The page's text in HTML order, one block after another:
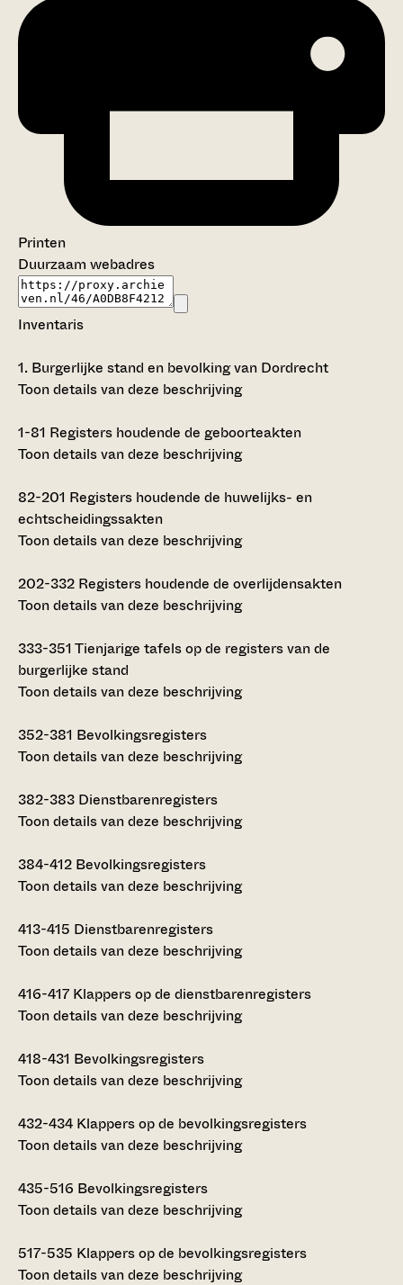
Printen
Duurzaam webadres
Inventaris
1. Burgerlijke stand en bevolking van Dordrecht
Toon details van deze beschrijving
1-81 Registers houdende de geboorteakten
Toon details van deze beschrijving
82-201 Registers houdende de huwelijks- en
echtscheidingssakten
Toon details van deze beschrijving
202-332 Registers houdende de overlijdensakten
Toon details van deze beschrijving
333-351 Tienjarige tafels op de registers van de
burgerlijke stand
Toon details van deze beschrijving
352-381 Bevolkingsregisters
Toon details van deze beschrijving
382-383 Dienstbarenregisters
Toon details van deze beschrijving
384-412 Bevolkingsregisters
Toon details van deze beschrijving
413-415 Dienstbarenregisters
Toon details van deze beschrijving
416-417 Klappers op de dienstbarenregisters
Toon details van deze beschrijving
418-431 Bevolkingsregisters
Toon details van deze beschrijving
432-434 Klappers op de bevolkingsregisters
Toon details van deze beschrijving
435-516 Bevolkingsregisters
Toon details van deze beschrijving
517-535 Klappers op de bevolkingsregisters
Toon details van deze beschrijving